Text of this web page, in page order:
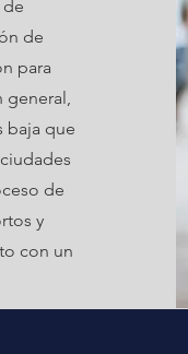
de
para
baja que
de
y
con un